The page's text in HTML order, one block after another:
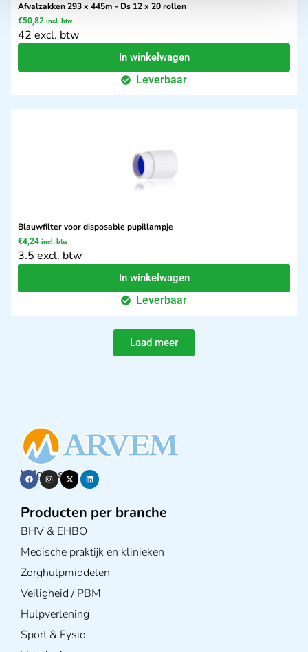
Afvalzakken 293 x 445m - Ds 12 x 20 rollen
€50,82 incl. btw
42 excl. btw
In winkelwagen
Leverbaar
Blauwfilter voor disposable pupillampje
€4,24 incl. btw
3.5 excl. btw
In winkelwagen
Leverbaar
Laad meer
Volg ons op
Producten per branche
BHV & EHBO
Medische praktijk en klinieken
Zorghulpmiddelen
Veiligheid / PBM
Hulpverlening
Sport & Fysio